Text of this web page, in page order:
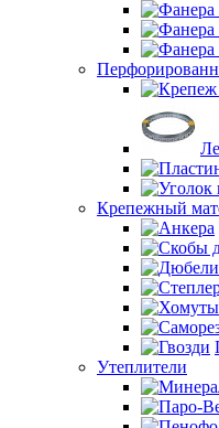
Крепежный
Утеплители